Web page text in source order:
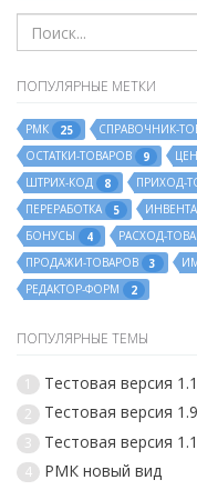
ПОПУЛЯРНЫЕ МЕТКИ
РМК 25 СПРАВОЧНИК-
ОСТАТКИ-ТОВАРОВ
9
ШТРИХ-КОД
8 ПРИХОД-
ПЕРЕРАБОТКА
5
БОНУСЫ
4 РАСХОД-
ПРОДАЖИ-ТОВАРОВ
3
РЕДАКТОР-ФОРМ
2
ПОПУЛЯРНЫЕ ТЕМЫ
1 Тестовая версия
2 Тестовая версия 1.9
3 Тестовая версия
4
РМК новый вид